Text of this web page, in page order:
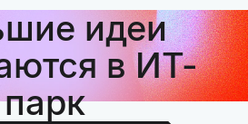
идеи
в ИТ-
парк